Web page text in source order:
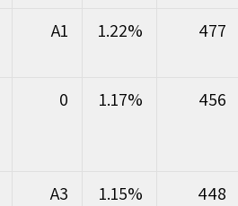
477
1.22%
A1
456
1.17%
0
448
1.15%
A3